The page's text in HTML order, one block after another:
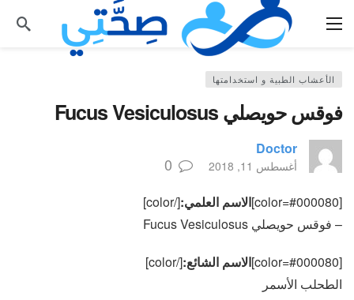
الأعشاب الطبية و استخدامتها
فوقس حويصلي Fucus Vesiculosus
Doctor
أغسطس 11, 2018 0
[color=#000080] الاسم العلمي:[/color]
– فوقس حويصلي Fucus Vesiculosus
[color=#000080] الاسم الشائع:[/color]
الطحلب الأسمر